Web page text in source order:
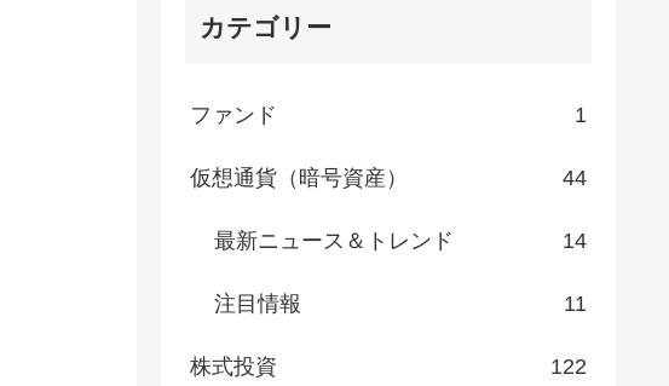
カテゴリー
ファンド 1
仮想通貨（暗号資産） 44
最新ニュース＆トレンド 14
注目情報 11
株式投資 122